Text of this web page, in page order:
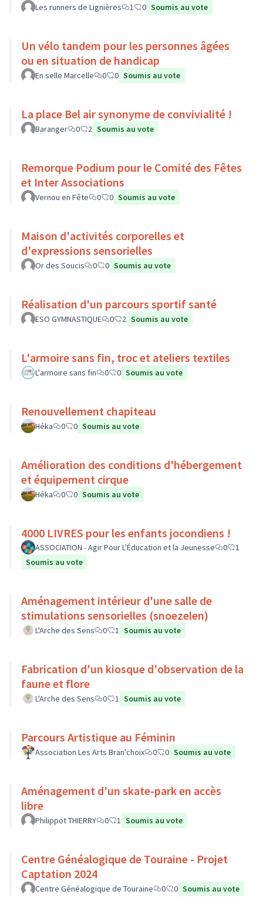
Les runners de Lignières 1 0 Soumis au vote
Un vélo tandem pour les personnes âgées
ou en situation de handicap
En selle Marcelle 0 0 Soumis au vote
La place Bel air synonyme de convivialité !
Baranger 0 2 Soumis au vote
Remorque Podium pour le Comité des Fêtes
et Inter Associations
Vernou en Fête 0 0 Soumis au vote
Maison d'activités corporelles et
d'expressions sensorielles
Or des Soucis 0 0 Soumis au vote
Réalisation d'un parcours sportif santé
ESO GYMNASTIQUE 0 2 Soumis au vote
L'armoire sans fin, troc et ateliers textiles
L'armoire sans fin 0 0 Soumis au vote
Renouvellement chapiteau
Héka 0 0 Soumis au vote
Amélioration des conditions d'hébergement
et équipement cirque
Héka 0 0 Soumis au vote
4000 LIVRES pour les enfants jocondiens !
ASSOCIATION - Agir Pour L'Éducation et la Jeunesse 0
1
Soumis au vote
Aménagement intérieur d'une salle de
stimulations sensorielles (snoezelen)
L'Arche des Sens 0 1 Soumis au vote
Fabrication d'un kiosque d'observation de la
faune et flore
L'Arche des Sens 0 1 Soumis au vote
Parcours Artistique au Féminin
Association Les Arts Bran'choix 0 0 Soumis au vote
Aménagement d'un skate-park en accès
libre
Philippot THIERRY 0 1 Soumis au vote
Centre Généalogique de Touraine - Projet
Captation 2024
Centre Généalogique de Touraine 0 0 Soumis au vote